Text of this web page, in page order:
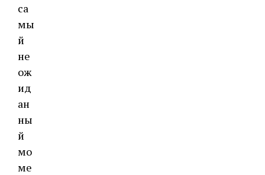
са
мы
й
не
ож
ид
ан
ны
й
мо
ме